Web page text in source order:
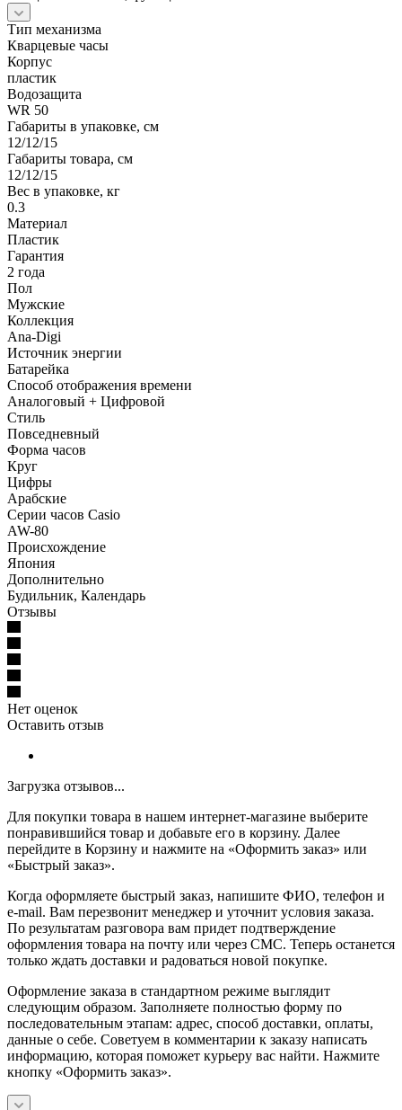
Тип механизма
Кварцевые часы
Корпус
пластик
Водозащита
WR 50
Габариты в упаковке, см
12/12/15
Габариты товара, см
12/12/15
Вес в упаковке, кг
0.3
Материал
Пластик
Гарантия
2 года
Пол
Мужские
Коллекция
Ana-Digi
Источник энергии
Батарейка
Способ отображения времени
Аналоговый + Цифровой
Стиль
Повседневный
Форма часов
Круг
Цифры
Арабские
Серии часов Casio
AW-80
Происхождение
Япония
Дополнительно
Будильник, Календарь
Отзывы
Нет оценок
Оставить отзыв
Загрузка отзывов...
Для покупки товара в нашем интернет-магазине выберите
понравившийся товар и добавьте его в корзину. Далее
перейдите в Корзину и нажмите на «Оформить заказ» или
«Быстрый заказ».
Когда оформляете быстрый заказ, напишите ФИО, телефон и
e-mail. Вам перезвонит менеджер и уточнит условия заказа.
По результатам разговора вам придет подтверждение
оформления товара на почту или через СМС. Теперь останется
только ждать доставки и радоваться новой покупке.
Оформление заказа в стандартном режиме выглядит
следующим образом. Заполняете полностью форму по
последовательным этапам: адрес, способ доставки, оплаты,
данные о себе. Советуем в комментарии к заказу написать
информацию, которая поможет курьеру вас найти. Нажмите
кнопку «Оформить заказ».